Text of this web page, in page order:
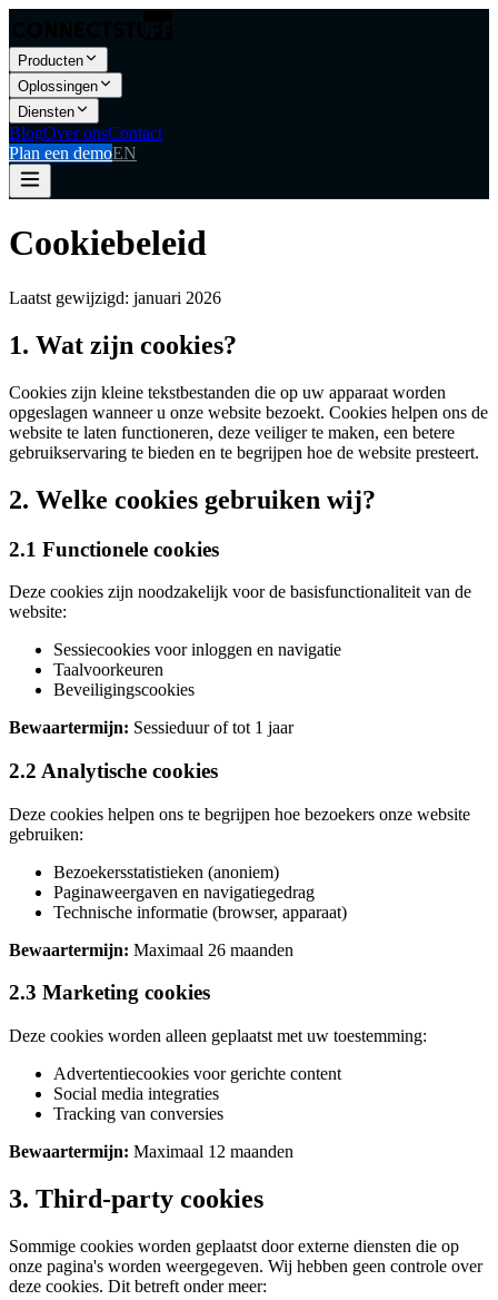
Producten
Oplossingen
Diensten
BlogOver onsContact
Plan een demoEN
Cookiebeleid
Laatst gewijzigd: januari 2026
1. Wat zijn cookies?
Cookies zijn kleine tekstbestanden die op uw apparaat worden
opgeslagen wanneer u onze website bezoekt. Cookies helpen ons de
website te laten functioneren, deze veiliger te maken, een betere
gebruikservaring te bieden en te begrijpen hoe de website presteert.
2. Welke cookies gebruiken wij?
2.1 Functionele cookies
Deze cookies zijn noodzakelijk voor de basisfunctionaliteit van de
website:
Sessiecookies voor inloggen en navigatie
Taalvoorkeuren
Beveiligingscookies
Bewaartermijn: Sessieduur of tot 1 jaar
2.2 Analytische cookies
Deze cookies helpen ons te begrijpen hoe bezoekers onze website
gebruiken:
Bezoekersstatistieken (anoniem)
Paginaweergaven en navigatiegedrag
Technische informatie (browser, apparaat)
Bewaartermijn: Maximaal 26 maanden
2.3 Marketing cookies
Deze cookies worden alleen geplaatst met uw toestemming:
Advertentiecookies voor gerichte content
Social media integraties
Tracking van conversies
Bewaartermijn: Maximaal 12 maanden
3. Third-party cookies
Sommige cookies worden geplaatst door externe diensten die op
onze pagina's worden weergegeven. Wij hebben geen controle over
deze cookies. Dit betreft onder meer: